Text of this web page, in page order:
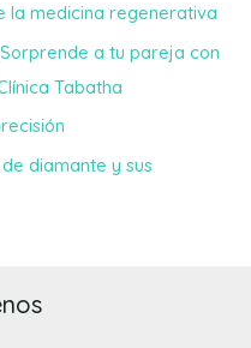
la medicina regenerativa
a tu pareja con
Tabatha
diamante y sus